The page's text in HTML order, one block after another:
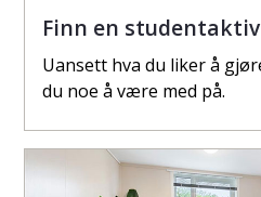
Finn en
Uansett hva du liker å
du noe å være med på.